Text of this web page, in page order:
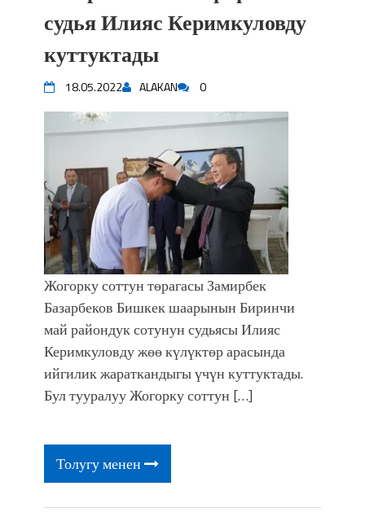
судья Илияс Керимкуловду
куттуктады
18.05.2022 ALAKAN 0
Жогорку соттун төрагасы Замирбек
Базарбеков Бишкек шаарынын Биринчи
май райондук сотунун судьясы Илияс
Керимкуловду жөө күлүктөр арасында
ийгилик жараткандыгы үчүн куттуктады.
Бул тууралуу Жогорку соттун […]
Толугу менен